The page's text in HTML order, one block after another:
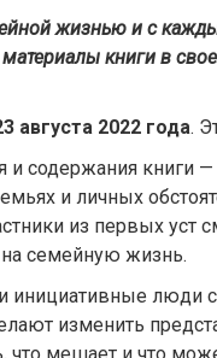
жизнью и с
книги в
августа 2022 года.
и содержания книги
и личных
из первых
семейную жизнь.
инициативные люди
изменить